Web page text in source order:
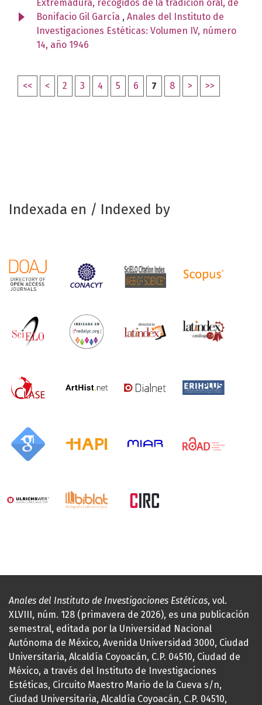
Extremadura, recogidos de la tradición oral, de
Bonifacio Gil García , Anales del Instituto de
Investigaciones Estéticas: Volumen IV, número
14, año 1946
<< < 2 3 4 5 6 7 8 > >>
Indexada en / Indexed by
Anales del Instituto de Investigaciones Estéticas, vol.
XLVIII, núm. 128 (primavera de 2026), es una publicación
semestral, editada por la Universidad Nacional
Autónoma de México, Avenida Universidad 3000, Ciudad
Universitaria, Alcaldía Coyoacán, C.P. 04510, Ciudad de
México, a través del Instituto de Investigaciones
Estéticas, Circuito Maestro Mario de la Cueva s/n,
Ciudad Universitaria, Alcaldía Coyoacán, C.P. 04510,